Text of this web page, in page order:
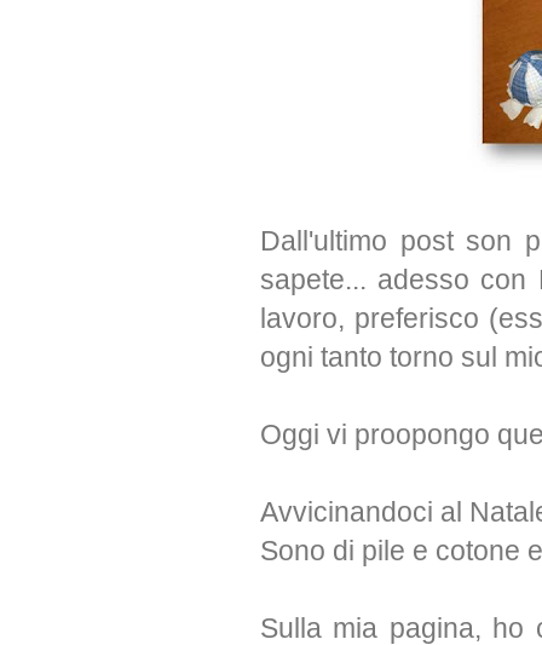
Dall'ultimo post son
sapete... adesso con
lavoro, preferisco
ogni tanto torno sul
Oggi vi proopongo
Avvicinandoci al
Sono di pile e cotone
Sulla mia pagina, ho